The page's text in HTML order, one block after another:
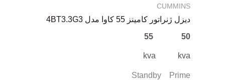
CUMMINS
دیزل ژنراتور کامینز 55 کاوا مدل 4BT3.3G3
50 55
kva kva
Standby Prime